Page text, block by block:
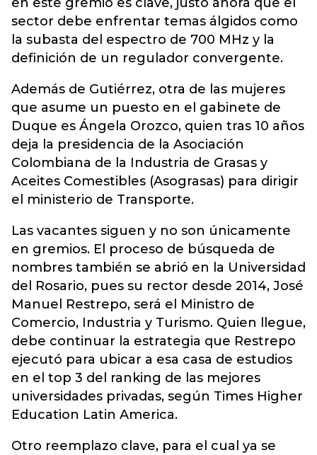
sector debe enfrentar temas álgidos como
la subasta del espectro de 700 MHz y la
definición de un regulador convergente.
Además de Gutiérrez, otra de las mujeres
que asume un puesto en el gabinete de
Duque es Ángela Orozco, quien tras 10 años
deja la presidencia de la Asociación
Colombiana de la Industria de Grasas y
Aceites Comestibles (Asograsas) para dirigir
el ministerio de Transporte.
Las vacantes siguen y no son únicamente
en gremios. El proceso de búsqueda de
nombres también se abrió en la Universidad
del Rosario, pues su rector desde 2014, José
Manuel Restrepo, será el Ministro de
Comercio, Industria y Turismo. Quien llegue,
debe continuar la estrategia que Restrepo
ejecutó para ubicar a esa casa de estudios
en el top 3 del ranking de las mejores
universidades privadas, según Times Higher
Education Latin America.
Otro reemplazo clave, para el cual ya se